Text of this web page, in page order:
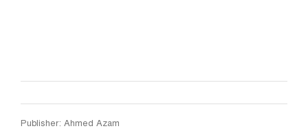
Publisher: Ahmed Azam